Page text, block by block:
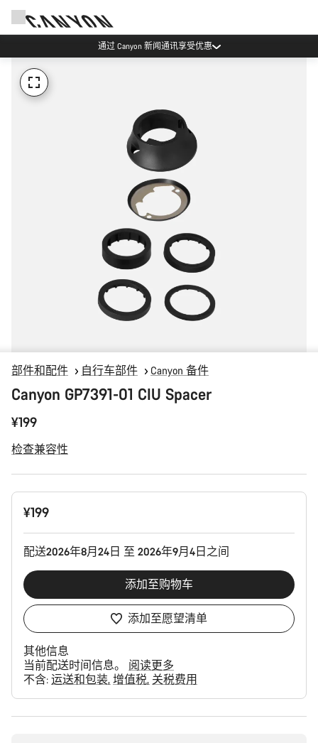
通过 Canyon 新闻通讯享受优惠
部件和配件 自行车部件 Canyon 备件
Canyon GP7391-01 CIU Spacer
¥199
检查兼容性
产
¥199
配送2026年8月24日 至 2026年9月4日之间
添加至购物车
添加至愿望清单
其他信息
当前配送时间信息。 阅读更多
不含: 运送和包装 增值税 关税费用